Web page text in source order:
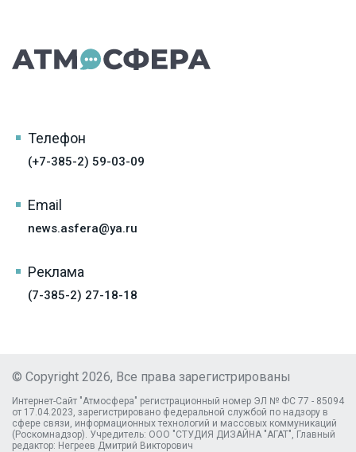
Телефон
(+7-385-2) 59-03-09
Email
news.asfera@ya.ru
Реклама
(7-385-2) 27-18-18
© Copyright 2026, Все права зарегистрированы
Интернет-Сайт "Атмосфера" регистрационный номер ЭЛ № ФС 77 - 85094
от 17.04.2023, зарегистрировано федеральной службой по надзору в
сфере связи, информационных технологий и массовых коммуникаций
(Роскомнадзор). Учредитель: ООО "СТУДИЯ ДИЗАЙНА "АГАТ", Главный
редактор: Негреев Дмитрий Викторович